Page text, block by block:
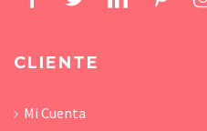
CLIENTE
Mi Cuenta